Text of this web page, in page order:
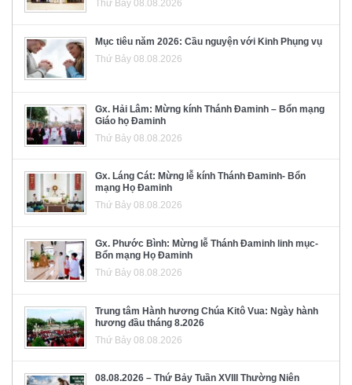
Thứ Bảy 08.08.2026
Mục tiêu năm 2026: Cầu nguyện với Kinh Phụng vụ
Thứ Bảy 08.08.2026
Gx. Hải Lâm: Mừng kính Thánh Đaminh – Bổn mạng
Giáo họ Đaminh
Thứ Bảy 08.08.2026
Gx. Láng Cát: Mừng lễ kính Thánh Đaminh- Bổn
mạng Họ Đaminh
Thứ Bảy 08.08.2026
Gx. Phước Bình: Mừng lễ Thánh Đaminh linh mục-
Bổn mạng Họ Đaminh
Thứ Bảy 08.08.2026
Trung tâm Hành hương Chúa Kitô Vua: Ngày hành
hương đầu tháng 8.2026
Thứ Bảy 08.08.2026
08.08.2026 – Thứ Bảy Tuần XVIII Thường Niên